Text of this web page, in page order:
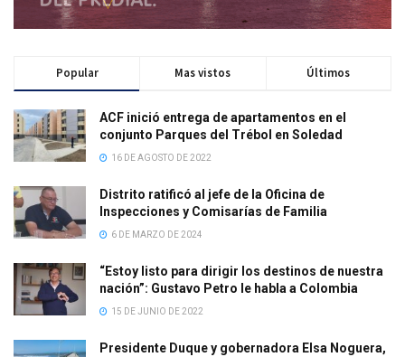
Popular Mas vistos Últimos
ACF inició entrega de apartamentos en el
conjunto Parques del Trébol en Soledad
16 DE AGOSTO DE 2022
Distrito ratificó al jefe de la Oficina de
Inspecciones y Comisarías de Familia
6 DE MARZO DE 2024
“Estoy listo para dirigir los destinos de nuestra
nación”: Gustavo Petro le habla a Colombia
15 DE JUNIO DE 2022
Presidente Duque y gobernadora Elsa Noguera,